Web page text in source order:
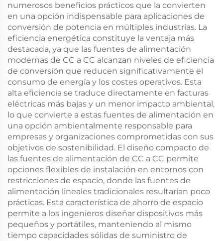
numerosos beneficios prácticos que la convierten
en una opción indispensable para aplicaciones de
conversión de potencia en múltiples industrias. La
eficiencia energética constituye la ventaja más
destacada, ya que las fuentes de alimentación
modernas de CC a CC alcanzan niveles de eficiencia
de conversión que reducen significativamente el
consumo de energía y los costes operativos. Esta
alta eficiencia se traduce directamente en facturas
eléctricas más bajas y un menor impacto ambiental,
lo que convierte a estas fuentes de alimentación en
una opción ambientalmente responsable para
empresas y organizaciones comprometidas con sus
objetivos de sostenibilidad. El diseño compacto de
las fuentes de alimentación de CC a CC permite
opciones flexibles de instalación en entornos con
restricciones de espacio, donde las fuentes de
alimentación lineales tradicionales resultarían poco
prácticas. Esta característica de ahorro de espacio
permite a los ingenieros diseñar dispositivos más
pequeños y portátiles, manteniendo al mismo
tiempo capacidades sólidas de suministro de